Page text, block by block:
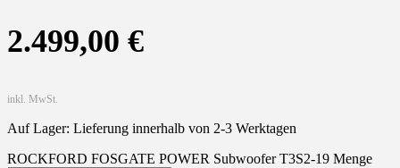
2.499,00 €
inkl. MwSt.
Auf Lager: Lieferung innerhalb von 2-3 Werktagen
ROCKFORD FOSGATE POWER Subwoofer T3S2-19 Menge